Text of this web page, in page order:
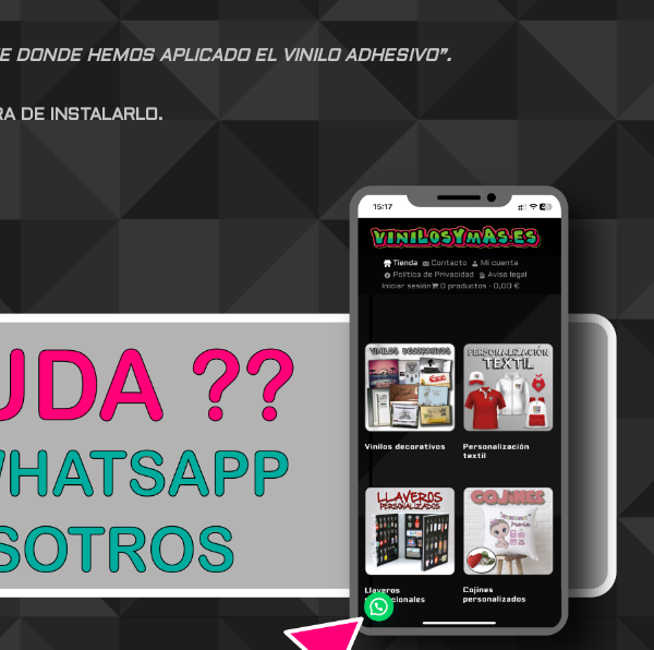
DONDE HEMOS APLICADO EL VINILO ADHESIVO”.
DE INSTALARLO.